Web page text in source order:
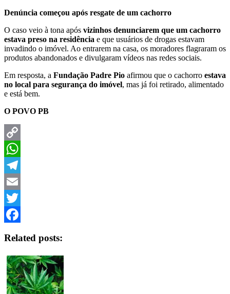
Denúncia começou após resgate de um cachorro
O caso veio à tona após vizinhos denunciarem que um cachorro
estava preso na residência e que usuários de drogas estavam
invadindo o imóvel. Ao entrarem na casa, os moradores flagraram os
produtos abandonados e divulgaram vídeos nas redes sociais.
Em resposta, a Fundação Padre Pio afirmou que o cachorro estava
no local para segurança do imóvel, mas já foi retirado, alimentado
e está bem.
O POVO PB
Copy
Link
WhatsApp
Telegram
Email
Twitter
Related posts: